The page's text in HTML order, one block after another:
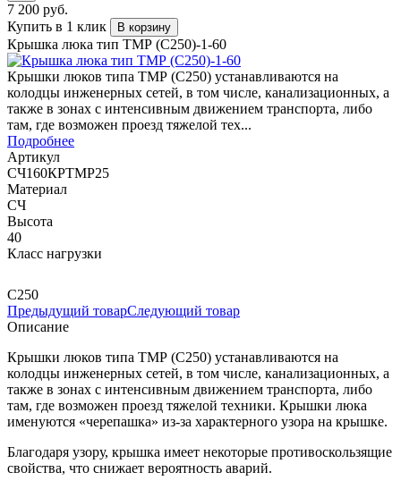
7 200 руб.
Купить в 1 клик
В корзину
Крышка люка тип ТМР (С250)-1-60
Крышки люков типа ТМР (С250) устанавливаются на
колодцы инженерных сетей, в том числе, канализационных, а
также в зонах с интенсивным движением транспорта, либо
там, где возможен проезд тяжелой тех...
Подробнее
Артикул
СЧ160КРТМР25
Материал
СЧ
Высота
40
Класс нагрузки
C250
Предыдущий товарСледующий товар
Описание
Крышки люков типа ТМР (С250) устанавливаются на
колодцы инженерных сетей, в том числе, канализационных, а
также в зонах с интенсивным движением транспорта, либо
там, где возможен проезд тяжелой техники. Крышки люка
именуются «черепашка» из-за характерного узора на крышке.
Благодаря узору, крышка имеет некоторые противоскользящие
свойства, что снижает вероятность аварий.